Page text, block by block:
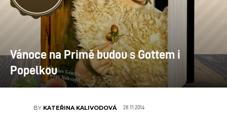
Vánoce na Primě budou s Gottem i
Popelkou
BY KATEŘINA KALIVODOVÁ 28.11.2014